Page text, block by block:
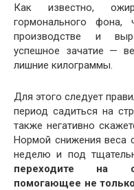
Как известно,
гормонального фона,
производстве и
успешное зачатие —
лишние килограммы.
Для этого следует
период садиться на
также негативно
Нормой снижения веса
неделю и под
переходите на
помогающее не